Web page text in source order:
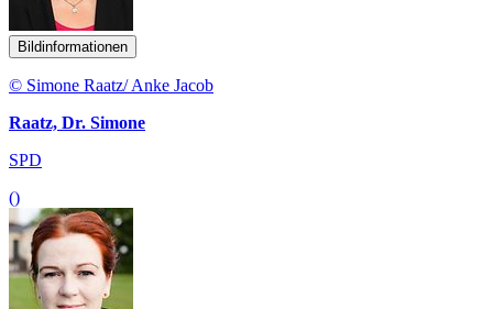
Bildinformationen
© Simone Raatz/ Anke Jacob
Raatz, Dr. Simone
SPD
()